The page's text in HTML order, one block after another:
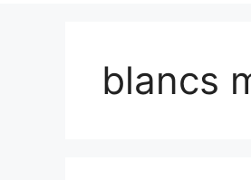
blancs